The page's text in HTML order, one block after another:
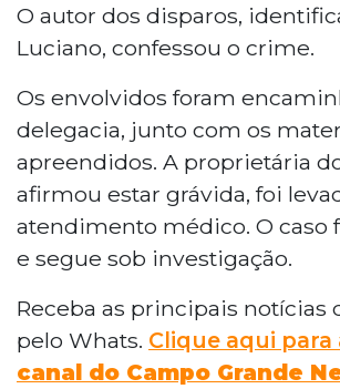
O autor dos disparos,
Luciano, confessou o crime.
Os envolvidos foram
delegacia, junto com os
apreendidos. A proprietária
afirmou estar grávida, foi
atendimento médico. O caso
e segue sob investigação.
Receba as principais notícias
pelo Whats. Clique aqui para
canal do Campo Grande